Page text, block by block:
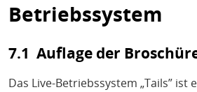
Betriebssystem
7.1 Auflage der
Das Live-Betriebssystem „Tails” ist